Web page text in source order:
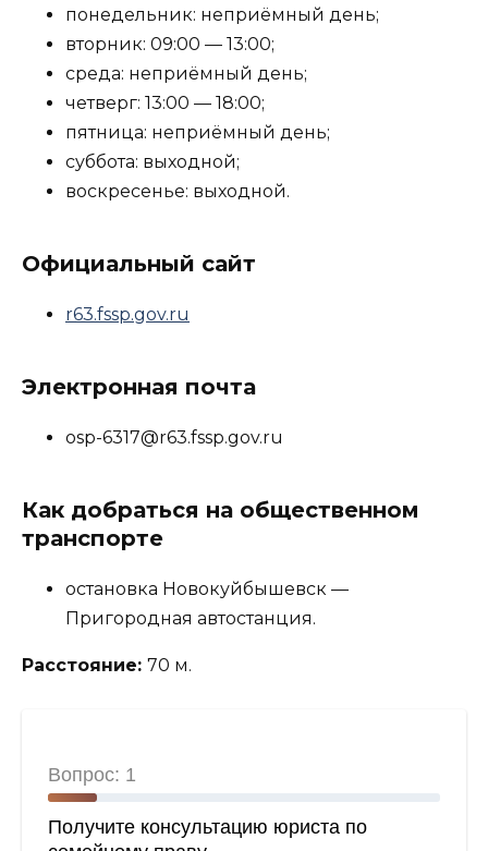
понедельник: неприёмный день;
вторник: 09:00 — 13:00;
среда: неприёмный день;
четверг: 13:00 — 18:00;
пятница: неприёмный день;
суббота: выходной;
воскресенье: выходной.
Официальный сайт
r63.fssp.gov.ru
Электронная почта
osp-6317@r63.fssp.gov.ru
Как добраться на общественном
транспорте
остановка Новокуйбышевск —
Пригородная автостанция.
Расстояние: 70 м.